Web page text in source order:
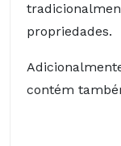
propriedades.
contém